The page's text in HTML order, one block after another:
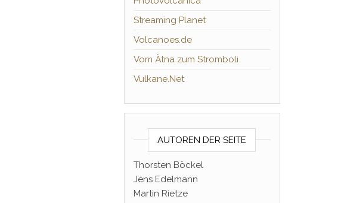
Streaming Planet
Volcanoes.de
Vom Ätna zum Stromboli
Vulkane.Net
AUTOREN DER SEITE
Thorsten Böckel
Jens Edelmann
Martin Rietze